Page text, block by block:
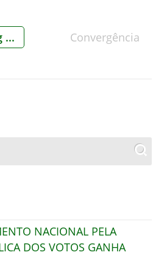
... Convergência
NACIONAL PELA
DOS VOTOS GANHA